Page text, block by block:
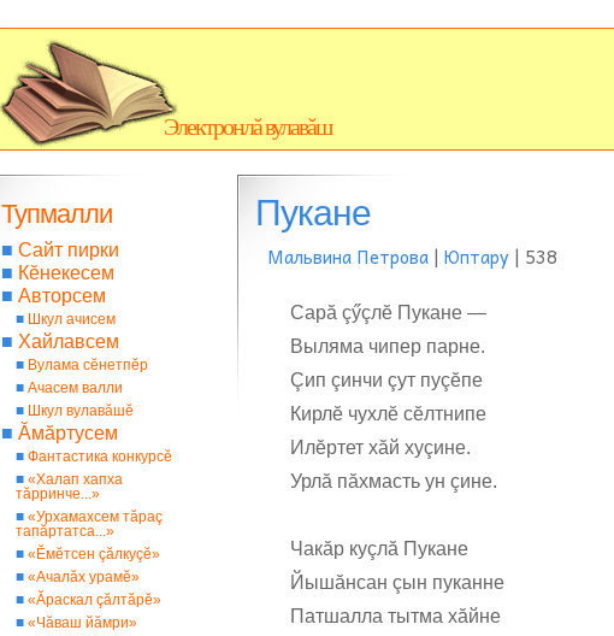
Электронлă вулавăш
Пукане
Мальвина Петрова | Юптару | 538
Сарă çӳçлĕ Пукане —
Выляма чипер парне.
Çип çинчи çут пуçĕпе
Кирлĕ чухлĕ сĕлтнипе
Илĕртет хăй хуçине.
Урлă пăхмасть ун çине.
Чакăр куçлă Пукане
Йышăнсан çын пуканне
Патшалла тытма хăйне
Тупмалли
■ Сайт пирки
■ Кĕнекесем
■ Авторсем
■ Шкул ачисем
■ Хайлавсем
■ Вулама сĕнетпĕр
■ Ачасем валли
■ Шкул вулавăшĕ
■ Ăмăртусем
■ Фантастика конкурсĕ
■ «Халап хапха
тăрринче...»
■ «Урхамахсем тăраç
тапăртатса...»
■ «Ĕмĕтсен çăлкуçĕ»
■ «Ачалăх урамĕ»
■ «Ăраскал çăлтăрĕ»
■ «Чăваш йăмри»